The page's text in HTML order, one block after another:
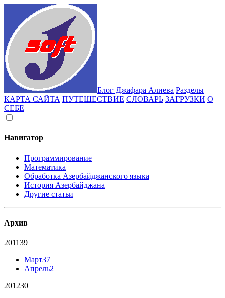
Блог Джафара Алиева Разделы
КАРТА САЙТА ПУТЕШЕСТВИЕ СЛОВАРЬ ЗАГРУЗКИ О
СЕБЕ
Навигатор
Программирование
Математика
Обработка Азербайджанского языка
История Азербайджана
Другие статьи
Архив
201139
Март37
Апрель2
201230